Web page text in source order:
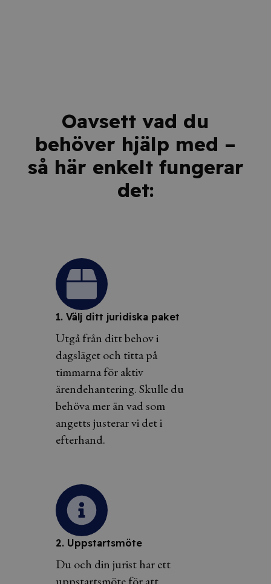
Oavsett vad du
behöver hjälp med –
så här enkelt fungerar
det:
1. Välj ditt juridiska paket
Utgå från ditt behov i
dagsläget och titta på
timmarna för aktiv
ärendehantering. Skulle du
behöva mer än vad som
angetts justerar vi det i
efterhand.
2. Uppstartsmöte
Du och din jurist har ett
uppstartsmöte för att